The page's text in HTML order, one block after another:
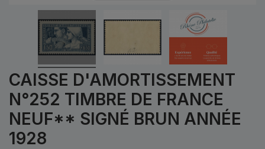
CAISSE D'AMORTISSEMENT
N°252 TIMBRE DE FRANCE
NEUF** SIGNÉ BRUN ANNÉE
1928